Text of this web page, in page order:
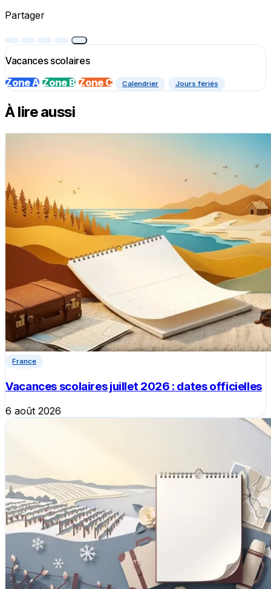
Partager
Vacances scolaires
Zone A Zone B Zone C Calendrier Jours fériés
À lire aussi
France
Vacances scolaires juillet 2026 : dates officielles
6 août 2026